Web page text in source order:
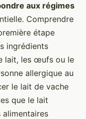
aux régimes
Comprendre
étape
ingrédients
lait, les œufs ou le
allergique au
le lait de vache
que le lait
alimentaires